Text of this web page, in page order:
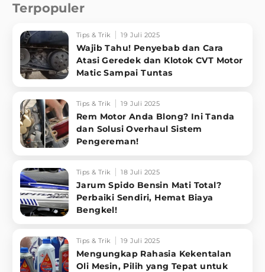
Terpopuler
Tips & Trik 19 Juli 2025
Wajib Tahu! Penyebab dan Cara
Atasi Geredek dan Klotok CVT Motor
Matic Sampai Tuntas
Tips & Trik 19 Juli 2025
Rem Motor Anda Blong? Ini Tanda
dan Solusi Overhaul Sistem
Pengereman!
Tips & Trik 18 Juli 2025
Jarum Spido Bensin Mati Total?
Perbaiki Sendiri, Hemat Biaya
Bengkel!
Tips & Trik 19 Juli 2025
Mengungkap Rahasia Kekentalan
Oli Mesin, Pilih yang Tepat untuk